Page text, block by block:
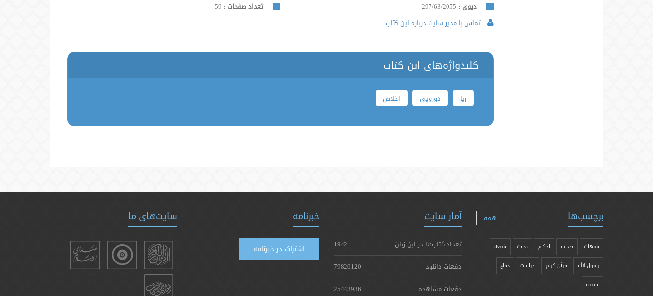
دیوی : 297/63/2055 تعداد صفحات :
تماس با مدیر سایت درباره این کتاب
کلیدواژه‌های این کتاب
ریا دورویی اخلاص
برچسب‌ها همه
شبهات صحابه احکام بدعت شیعه
رسول الله قرآن کریم خرافات دفاع
عقیده
آمار سایت
تعداد کتاب‌ها در این زبان
1942
دفعات دانلود
79820120
دفعات مشاهده
25443936
خبرنامه
اشتراک در خبرنامه
سایت‌های ما